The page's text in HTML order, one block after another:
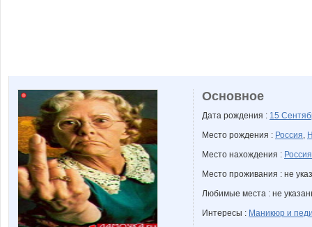
Основное
Дата рождения : 15
Место рождения : Россия,
Место нахождения : Россия
Место проживания : не
Любимые места : не
Интересы : Маникюр и